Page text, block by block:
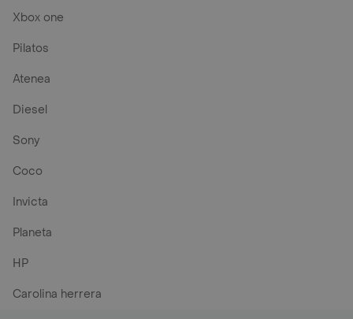
Xbox one
Pilatos
Atenea
Diesel
Sony
Coco
Invicta
Planeta
HP
Carolina herrera